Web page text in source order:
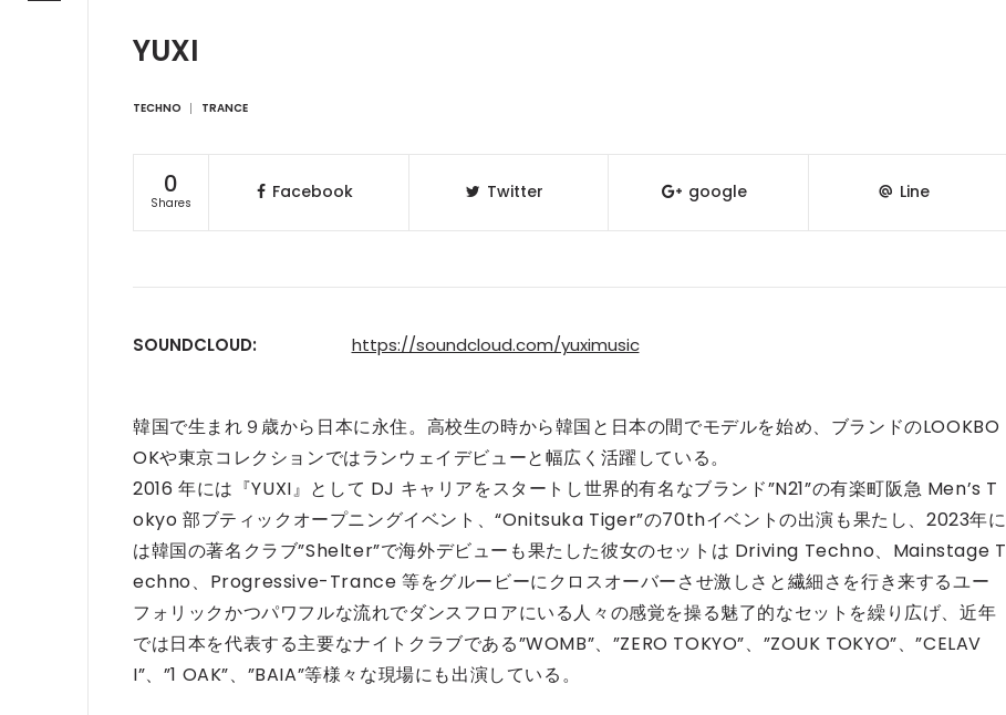
YUXI
TECHNO TRANCE
0
Shares
Facebook Twitter google Line
SOUNDCLOUD: https://soundcloud.com/yuximusic
韓国で生まれ９歳から日本に永住。高校生の時から韓国と日本の間でモデルを始め、ブランドのLOOKBO
OKや東京コレクションではランウェイデビューと幅広く活躍している。
2016 年には『YUXI』として DJ キャリアをスタートし世界的有名なブランド”N21”の有楽町阪急 Men’s T
okyo 部ブティックオープニングイベント、“Onitsuka Tiger”の70thイベントの出演も果たし、2023年に
は韓国の著名クラブ”Shelter”で海外デビューも果たした彼女のセットは Driving Techno、Mainstage T
echno、Progressive-Trance 等をグルービーにクロスオーバーさせ激しさと繊細さを行き来するユー
フォリックかつパワフルな流れでダンスフロアにいる人々の感覚を操る魅了的なセットを繰り広げ、近年
では日本を代表する主要なナイトクラブである”WOMB”、”ZERO TOKYO”、”ZOUK TOKYO”、”CELAV
I”、”1 OAK”、”BAIA”等様々な現場にも出演している。